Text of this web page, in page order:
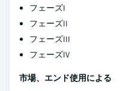
フェーズI
フェーズII
フェーズIII
フェーズIV
市場、エンド使用による